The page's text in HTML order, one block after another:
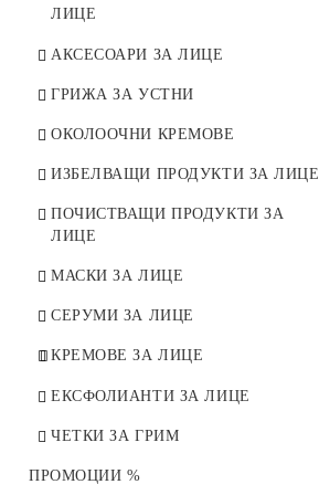
НАТУРАЛНИ ТОНОВЕ
ПЛАТИНЕНО РУСИ
ЛИЦЕ
ТЕРАПИЯ ПРОТИВ БРЪЧКИ
ТЕРАПИЯ ЗА НОРМАЛНА И
КОНТУР
СЕРУМИ ЗА ИНТЕНЗИВНА
ГРИЖА
МАСКИ С ГЛИНА
ДОПЪЛВАЩА ТЕРАПИЯ
ТЕРАПИЯ ЗА РЪЦЕ
АМПУЛИ
АКСЕСОАРИ ЗА ЛИЦЕ
ГРИЖА ЗА УСТНИ
ОКОЛООЧНИ КРЕМОВЕ
ИЗБЕЛВАЩИ ПРОДУКТИ ЗА ЛИЦЕ
ПОЧИСТВАЩИ ПРОДУКТИ ЗА
ЛИЦЕ
МАСКИ ЗА ЛИЦЕ
СЕРУМИ ЗА ЛИЦЕ
КРЕМOВЕ ЗА ЛИЦЕ
ХИДРАТИРАЩИ
ВЪЗСТАНОВЯВАЩИ
ПРОТИВОБРЪЧКОВИ
ЕКСФОЛИАНТИ ЗА ЛИЦЕ
ЧЕТКИ ЗА ГРИМ
ПРОМОЦИИ %